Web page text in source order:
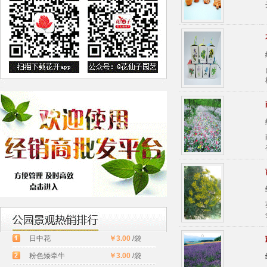
日中花 ￥3.00/袋
粉色矮牵牛 ￥3.00/袋